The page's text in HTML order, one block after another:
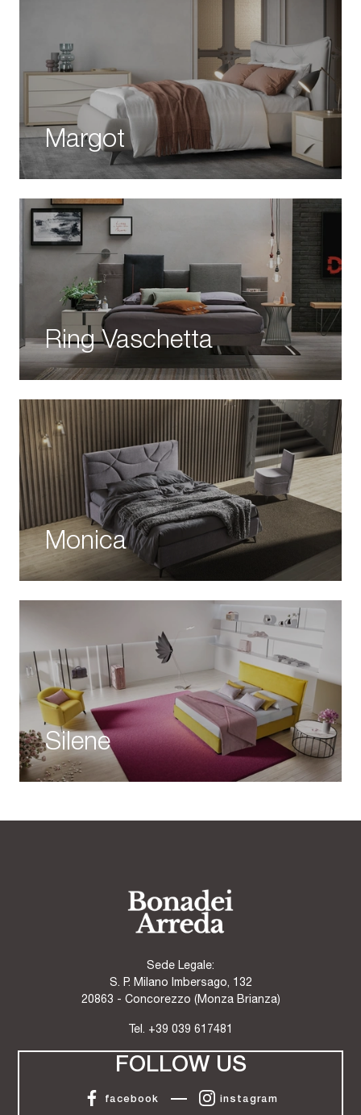
Margot
Ring Vaschetta
Monica
Silene
Sede Legale:
S. P. Milano Imbersago, 132
20863 - Concorezzo (Monza Brianza)
Tel. +39 039 617481
FOLLOW US
facebook instagram